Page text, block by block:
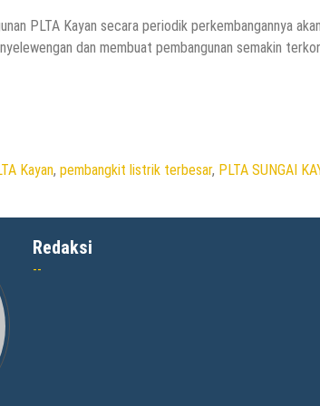
PLTA Kayan secara periodik perkembangannya
dan membuat pembangunan semakin
Kayan, pembangkit listrik terbesar, PLTA SUNGAI
Redaksi